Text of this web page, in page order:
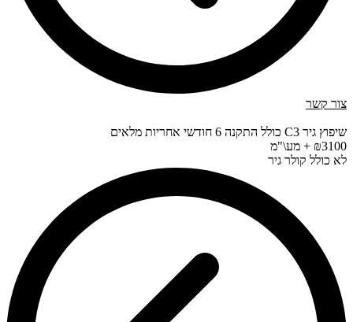
צור קשר
שיפוץ גיר C3 כולל התקנה 6 חודשי אחריות מלאים
₪3100 + מע\"מ
לא כולל קולר גיר